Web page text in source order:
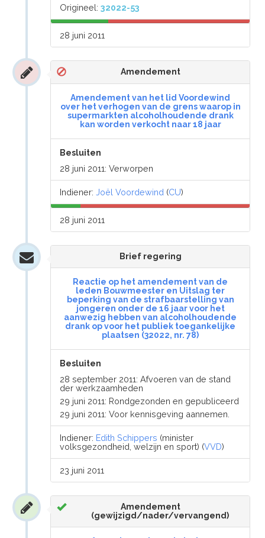
Origineel:32022-53
28 juni 2011
Amendement
Amendement van het lid Voordewind
over het verhogen van de grens waarop in
supermarkten alcoholhoudende drank
kan worden verkocht naar 18 jaar
Besluiten
28 juni 2011: Verworpen
Indiener:Joël Voordewind (CU)
28 juni 2011
Brief regering
Reactie op het amendement van de
leden Bouwmeester en Uitslag ter
beperking van de strafbaarstelling van
jongeren onder de 16 jaar voor het
aanwezig hebben van alcoholhoudende
drank op voor het publiek toegankelijke
plaatsen (32022, nr. 78)
Besluiten
28 september 2011: Afvoeren van de stand
der werkzaamheden
29 juni 2011: Rondgezonden en gepubliceerd
29 juni 2011: Voor kennisgeving aannemen.
Indiener: Edith Schippers (minister
volksgezondheid, welzijn en sport) (VVD)
23 juni 2011
Amendement
(gewijzigd/nader/vervangend)